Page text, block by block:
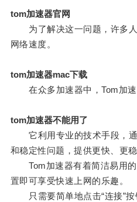
tom加速器官网
为了解决这一问题，许多人
网络速度。
tom加速器mac下载
在众多加速器中，Tom加速
tom加速器不能用了
它利用专业的技术手段，通
和稳定性问题，提供更快、更
Tom加速器有着简洁易用的
置即可享受快速上网的乐趣。
只需要简单地点击“连接”按